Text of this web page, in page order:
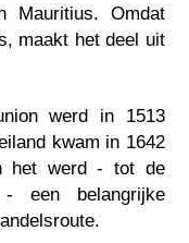
Mauritius. Omdat
maakt het deel uit
werd in 1513
kwam in 1642
het werd - tot de
een belangrijke